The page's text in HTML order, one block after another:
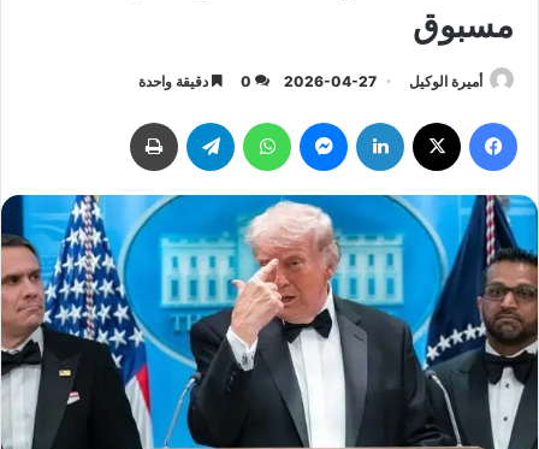
مسبوق
أميرة الوكيل 2026-04-27
0 دقيقة واحدة